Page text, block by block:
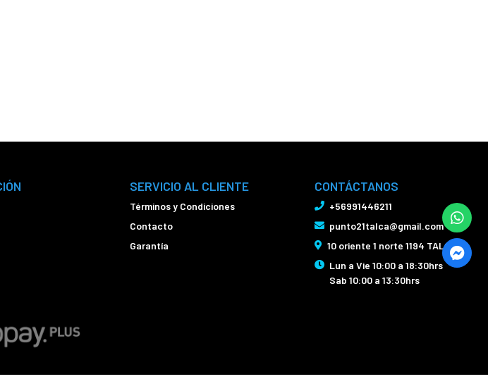
SERVICIO AL CLIENTE
Términos y Condiciones
Contacto
Garantía
CONTÁCTANOS
+56991446211
punto21talca@gmail.com
10 oriente 1 norte 1194 TALCA
Lun a Vie 10:00 a 18:30hrs
Sab 10:00 a 13:30hrs